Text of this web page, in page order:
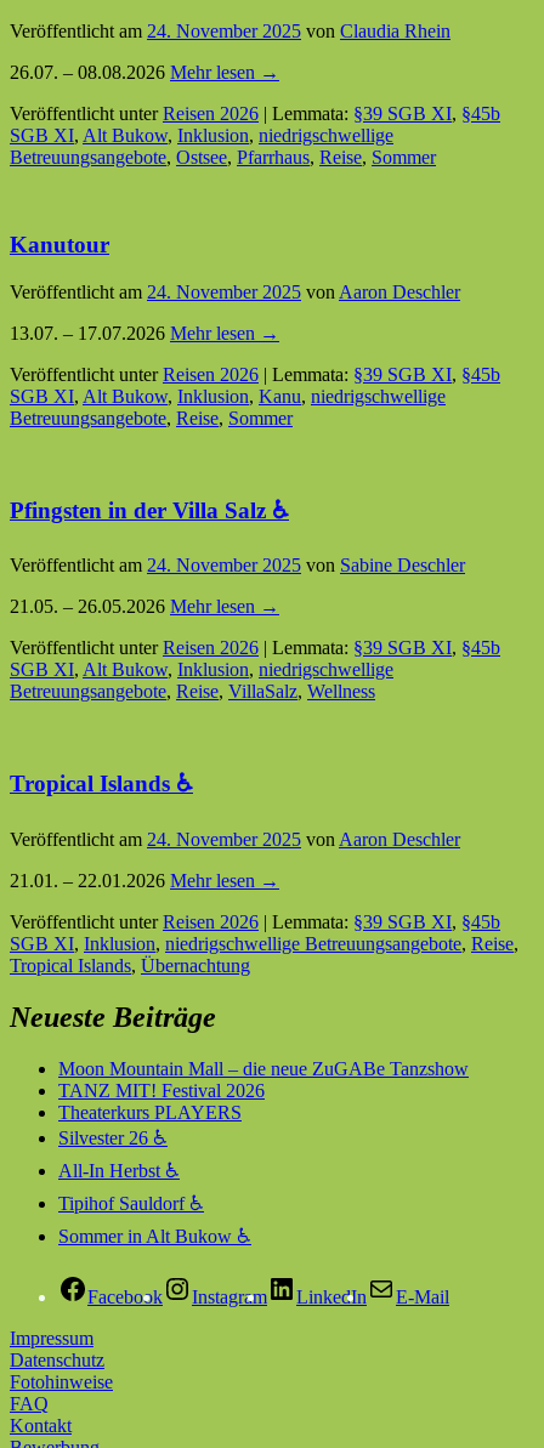
Veröffentlicht am 24. November 2025 von Claudia Rhein
26.07. – 08.08.2026 Mehr lesen →
Veröffentlicht unterReisen 2026 | Lemmata: §39 SGB XI, §45b
SGB XI, Alt Bukow, Inklusion, niedrigschwellige
Betreuungsangebote, Ostsee, Pfarrhaus, Reise, Sommer
Kanutour
Veröffentlicht am 24. November 2025 von Aaron Deschler
13.07. – 17.07.2026 Mehr lesen →
Veröffentlicht unterReisen 2026 | Lemmata: §39 SGB XI, §45b
SGB XI, Alt Bukow, Inklusion, Kanu, niedrigschwellige
Betreuungsangebote, Reise, Sommer
Pfingsten in der Villa Salz ♿
Veröffentlicht am 24. November 2025 von Sabine Deschler
21.05. – 26.05.2026 Mehr lesen →
Veröffentlicht unterReisen 2026 | Lemmata: §39 SGB XI, §45b
SGB XI, Alt Bukow, Inklusion, niedrigschwellige
Betreuungsangebote, Reise, VillaSalz, Wellness
Tropical Islands ♿
Veröffentlicht am 24. November 2025 von Aaron Deschler
21.01. – 22.01.2026 Mehr lesen →
Veröffentlicht unterReisen 2026 | Lemmata: §39 SGB XI, §45b
SGB XI, Inklusion, niedrigschwellige Betreuungsangebote, Reise,
Tropical Islands, Übernachtung
Neueste Beiträge
Moon Mountain Mall – die neue ZuGABe Tanzshow
TANZ MIT! Festival 2026
Theaterkurs PLAYERS
Silvester 26 ♿
All-In Herbst ♿
Tipihof Sauldorf ♿
Sommer in Alt Bukow ♿
Facebook Instagram LinkedIn
E-Mail
Impressum
Datenschutz
Fotohinweise
FAQ
Kontakt